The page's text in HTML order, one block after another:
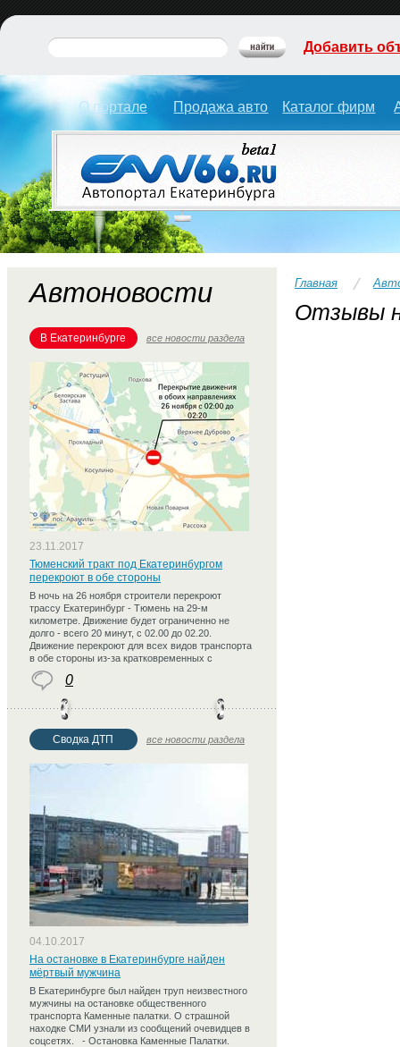
О портале Продажа авто Каталог фирм
Добавить
Главная
Отзывы
Автоновости
В Екатеринбурге все новости раздела
23.11.2017
Тюменский тракт под Екатеринбургом
перекроют в обе стороны
В ночь на 26 ноября строители перекроют
трассу Екатеринбург - Тюмень на 29-м
километре. Движение будет ограниченно не
долго - всего 20 минут, с 02.00 до 02.20.
Движение перекроют для всех видов транспорта
в обе стороны из-за кратковременных с
0
Сводка ДТП все новости раздела
04.10.2017
На остановке в Екатеринбурге найден
мёртвый мужчина
В Екатеринбурге был найден труп неизвестного
мужчины на остановке общественного
транспорта Каменные палатки. О страшной
находке СМИ узнали из сообщений очевидцев в
соцсетях. - Остановка Каменные Палатки.